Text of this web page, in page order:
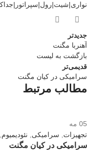
جدیدتر
آهنربا مگنت
بازگشت به لیست
قدیمی‌تر
سرامیکی در کیان مگنت
مطالب مرتبط
05 مه
تجهیزات
سرامیکی نئودیمیوم
سرامیکی در کیان مگنت